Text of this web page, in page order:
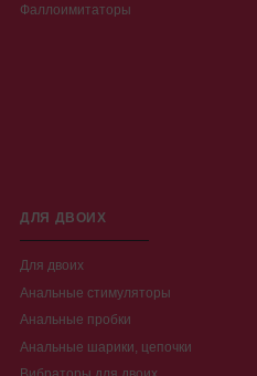
Фаллоимитаторы
ДЛЯ ДВОИХ
Для двоих
Анальные стимуляторы
Анальные пробки
Анальные шарики, цепочки